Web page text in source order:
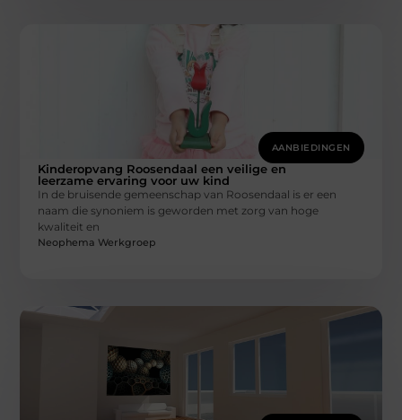
AANBIEDINGEN
Kinderopvang Roosendaal een veilige en
leerzame ervaring voor uw kind
In de bruisende gemeenschap van Roosendaal is er een
naam die synoniem is geworden met zorg van hoge
kwaliteit en
Neophema Werkgroep